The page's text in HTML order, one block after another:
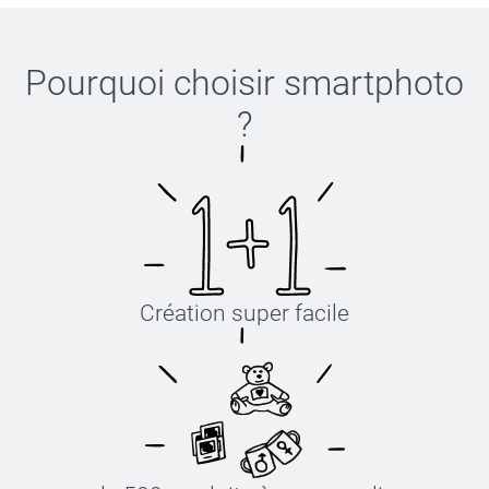
Pourquoi choisir smartphoto
?
Création super facile